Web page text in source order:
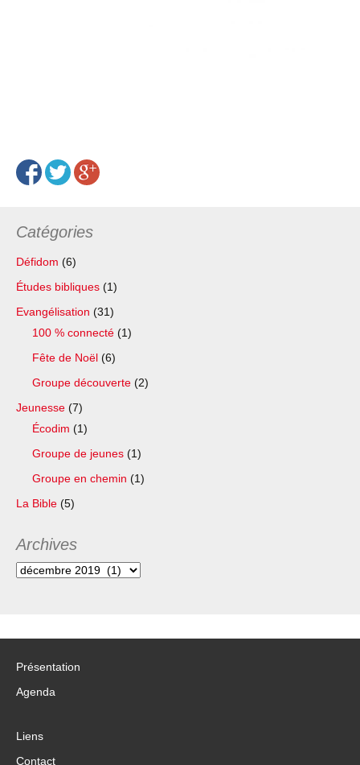
Catégories
Défidom (6)
Études bibliques (1)
Evangélisation (31)
100 % connecté (1)
Fête de Noël (6)
Groupe découverte (2)
Jeunesse (7)
Écodim (1)
Groupe de jeunes (1)
Groupe en chemin (1)
La Bible (5)
Archives
Archives
Présentation
Agenda
Liens
Contact